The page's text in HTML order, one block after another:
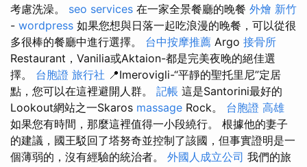
考慮洗澡。 seo services 在一家全景餐廳的晚餐 外燴 新竹
- wordpress 如果您想與日落一起吃浪漫的晚餐，可以從很
多很棒的餐廳中進行選擇。 台中按摩推薦 Argo 接骨所
Restaurant，Vanilia或Aktaion-都是完美夜晚的絕佳選
擇。 台胞證 旅行社 📍Imerovigli-“平靜的聖托里尼”定居
點，您可以在這裡避開人群。 記帳 這是Santorini最好的
Lookout網站之一Skaros massage Rock。 台胞證 高雄
如果您有時間，那麼這裡值得一小段繞行。 根據他的妻子
的建議，國王駁回了塔努奇並控制了該國，但事實證明是一
個薄弱的，沒有經驗的統治者。 外國人成立公司 我們的旅